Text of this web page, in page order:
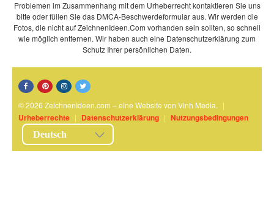
Problemen im Zusammenhang mit dem Urheberrecht kontaktieren Sie uns
bitte oder füllen Sie das DMCA-Beschwerdeformular aus. Wir werden die
Fotos, die nicht auf ZeichnenIdeen.Com vorhanden sein sollten, so schnell
wie möglich entfernen. Wir haben auch eine Datenschutzerklärung zum
Schutz Ihrer persönlichen Daten.
© 2026 ZeichnenIdeen.com – eine Website von Vinh Media. |
Urheberrechte | Datenschutzerklärung | Nutzungsbedingungen
Deutsch